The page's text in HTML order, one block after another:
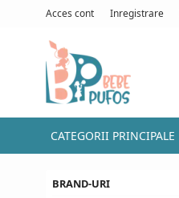
Acces cont Inregistrare
CATEGORII PRINCIPALE
BRAND-URI